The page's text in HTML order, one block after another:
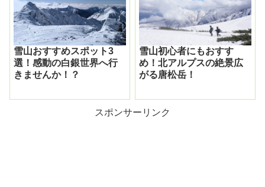
雪山おすすめスポット3
選！感動の白銀世界へ行
きませんか！？
雪山初心者にもおすす
め！北アルプスの絶景広
がる唐松岳！
スポンサーリンク